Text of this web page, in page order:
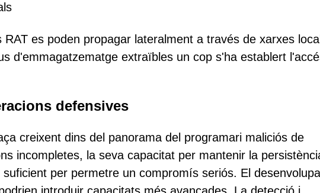
es poden propagar lateralment a través de xarxes
d'emmagatzematge extraïbles un cop s'ha establert
defensives
creixent dins del panorama del programari maliciós de
incompletes, la seva capacitat per mantenir la
per permetre un compromís seriós. El